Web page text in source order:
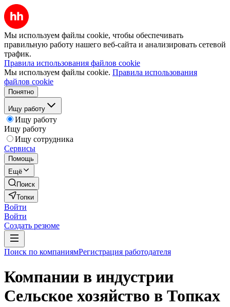
Мы используем файлы cookie, чтобы обеспечивать
правильную работу нашего веб-сайта и анализировать сетевой
трафик.
Правила использования файлов cookie
Мы используем файлы cookie. Правила использования
файлов cookie
Понятно
Ищу работу
Ищу работу
Ищу работу
Ищу сотрудника
Сервисы
Помощь
Ещё
Поиск
Топки
Войти
Войти
Создать резюме
Поиск по компаниямРегистрация работодателя
Компании в индустрии
Сельское хозяйство в Топках